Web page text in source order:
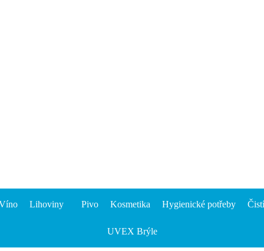
Lihoviny Pivo Kosmetika Hygienické potřeby
UVEX Brýle